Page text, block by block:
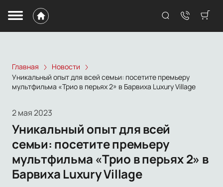
Главная
Новости
Уникальный опыт для всей семьи: посетите премьеру
мультфильма «Трио в перьях 2» в Барвиха Luxury Village
2 мая 2023
Уникальный опыт для всей
семьи: посетите премьеру
мультфильма «Трио в перьях 2» в
Барвиха Luxury Village